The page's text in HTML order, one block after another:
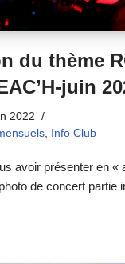
du thème
juin
2022
, Info Club
avoir présenter en «
de concert partie